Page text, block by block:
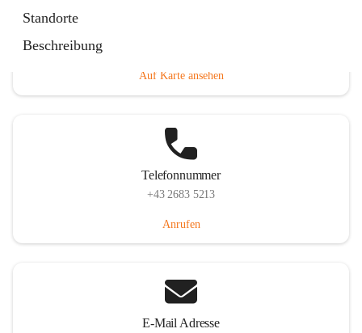
Standorte
Beschreibung
Auf Karte ansehen
Telefonnummer
+43 2683 5213
Anrufen
E-Mail Adresse